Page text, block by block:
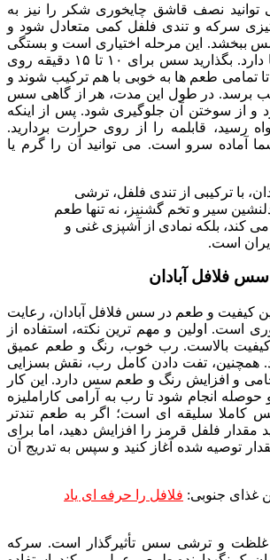
نصف قاشق چایخوری شکر را نیز به
سرکه و تندی فلفل کمی متعادل شود و
ببخشد. این مرحله اختیاری است و بستگی
به ذائقه شخصی شما دارد. بگذارید سس برای ۱۰ تا ۱۵ دقیقه روی
تمامی طعم ها به خوبی با هم ترکیب شوند و
برسد. در طول این مدت، هر از گاهی سس
و از سوختن آن جلوگیری شود. پس از اینکه
قابلمه را از روی حرارت بردارید.
آماده سرو است. می توانید آن را گرم یا
با ترکیبی از تندی فلفل، ترشی
سیر و تخم گشنیز، نه تنها طعم
کند، بلکه نمادی از آشپزی غنی و
است.
فلافل آبادان
کیفیت و طعم در سس فلافل آبادان، رعایت
است. اولین و مهم ترین نکته، استفاده از
بالاست. رب خوب، رنگ و طعم عمیق
تفت دادن کامل رب، نقش بسزایی
و افزایش رنگ و طعم سس دارد. این کار
حوصله انجام شود تا رب به آرامی کاراملیزه
کاملا سلیقه ای است؛ اگر به طعم تندتر
مقدار فلفل قرمز را افزایش دهید، اما برای
توصیه شده آغاز کنید و سپس به تدریج آن
غذای جنوبی: فلافل را حرفه ای یاد
غلظت و ترشی سس تأثیرگذار است. سرکه